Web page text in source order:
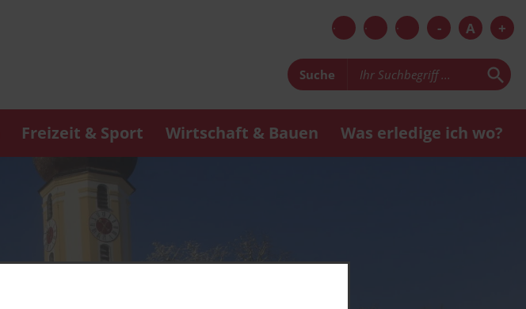
- A +
Suche
Freizeit & Sport Wirtschaft & Bauen Was erledige ich wo?